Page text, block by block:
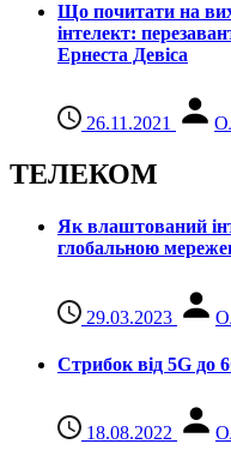
Що почитати на
інтелект:
Ернеста Девіса
26.11.2021
ТЕЛЕКОМ
Як влаштований
глобальною
29.03.2023
Стрибок від 5G до
18.08.2022